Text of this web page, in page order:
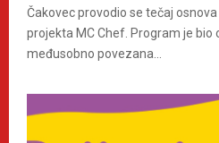
Čakovec provodio se tečaj
projekta MC Chef. Program je bio
međusobno povezana...